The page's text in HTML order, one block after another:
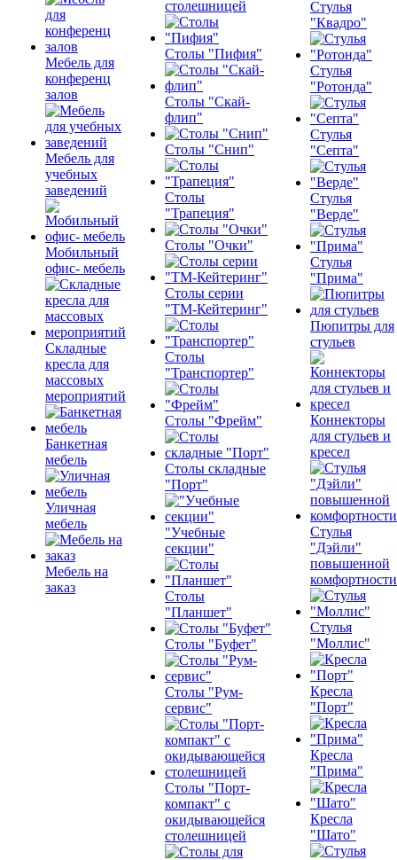
Мебель для
конференц
залов
Мебель для
учебных
заведений
Мобильный
офис- мебель
Складные
кресла для
массовых
мероприятий
Банкетная
мебель
Уличная
мебель
Мебель на
заказ
столешницей
Столы "Пифия"
Столы "Скай-
флип"
Столы "Снип"
Столы
"Трапеция"
Столы "Очки"
Столы серии
"ТМ-Кейтеринг"
Столы
"Транспортер"
Столы "Фрейм"
Столы складные
"Порт"
"Учебные
секции"
Столы
"Планшет"
Столы "Буфет"
Столы "Рум-
сервис"
Столы "Порт-
компакт" с
окидывающейся
столешницей
Стулья
"Квадро"
Стулья
"Ротонда"
Стулья
"Септа"
Стулья
"Верде"
Стулья
"Прима"
Пюпитры для
стульев
Коннекторы
для стульев и
кресел
Стулья
"Дэйли"
повышенной
комфортности
Стулья
"Моллис"
Кресла
"Порт"
Кресла
"Прима"
Кресла
"Шато"